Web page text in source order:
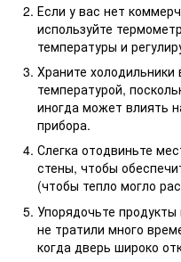
Если у вас нет
используйте
температуры и
Храните
температурой,
иногда может влиять
прибора.
Слегка отодвиньте
стены, чтобы
(чтобы тепло могло
Упорядочьте
не тратили много
когда дверь широко